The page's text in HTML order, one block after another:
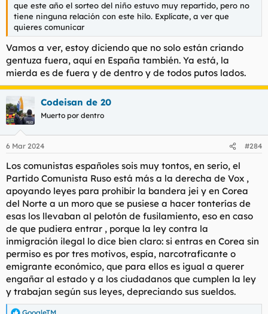
que este año el sorteo del niño estuvo muy repartido, pero no
tiene ninguna relación con este hilo. Explícate, a ver que
quieres comunicar
Vamos a ver, estoy diciendo que no solo están criando
gentuza fuera, aquí en España también. Ya está, la
mierda es de fuera y de dentro y de todos putos lados.
Codeisan de 20
Muerto por dentro
6 Mar 2024 #284
Los comunistas españoles sois muy tontos, en serio, el
Partido Comunista Ruso está más a la derecha de Vox ,
apoyando leyes para prohibir la bandera jei y en Corea
del Norte a un moro que se pusiese a hacer tonterías de
esas los llevaban al pelotón de fusilamiento, eso en caso
de que pudiera entrar , porque la ley contra la
inmigración ilegal lo dice bien claro: si entras en Corea sin
permiso es por tres motivos, espía, narcotraficante o
emigrante económico, que para ellos es igual a querer
engañar al estado y a los ciudadanos que cumplen la ley
y trabajan según sus leyes, depreciando sus sueldos.